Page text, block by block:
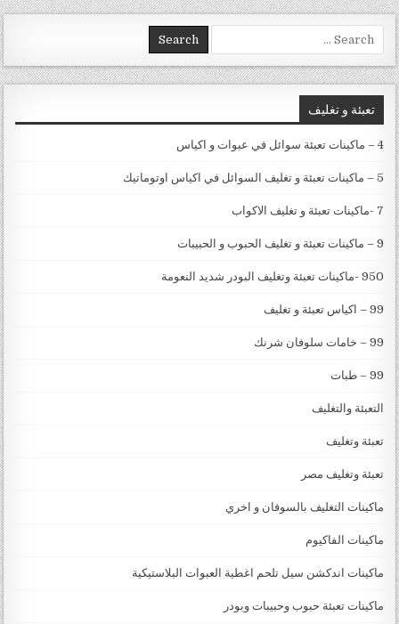
Search for:
تعبئة و تغليف
4 – ماكينات تعبئة سوائل في عبوات و اكياس
5 – ماكينات تعبئة و تغليف السوائل في اكياس اوتوماتيك
7 -ماكينات تعبئة و تغليف الاكواب
9 – ماكينات تعبئة و تغليف الحبوب و الحبيبات
950 -ماكينات تعبئة وتغليف البودر شديد النعومة
99 – اكياس تعبئة و تغليف
99 – خامات سلوفان شرنك
99 – طبات
التعبئة والتغليف
تعبئة وتغليف
تعبئة وتغليف مصر
ماكينات التغليف بالسوفان و اخري
ماكينات الفاكيوم
ماكينات اندكشن سيل تلحم اغطية العبوات البلاستيكية
ماكينات تعبئة حبوب وحبيبات وبودر